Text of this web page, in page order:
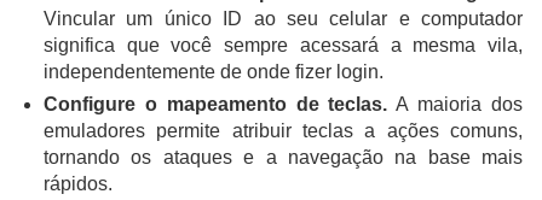
Vincular um único ID ao seu celular e computador
significa que você sempre acessará a mesma vila,
independentemente de onde fizer login.
Configure o mapeamento de teclas. A maioria dos
emuladores permite atribuir teclas a ações comuns,
tornando os ataques e a navegação na base mais
rápidos.